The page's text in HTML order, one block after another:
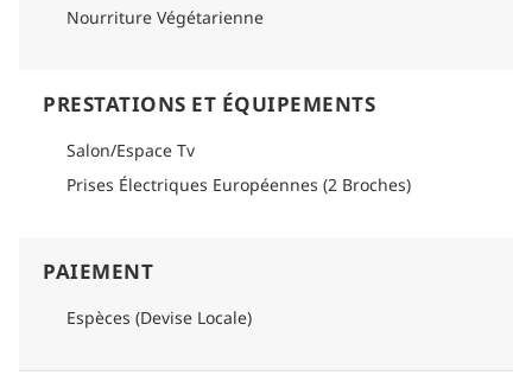
Nourriture Végétarienne
PRESTATIONS ET ÉQUIPEMENTS
Salon/Espace Tv
Prises Électriques Européennes (2 Broches)
PAIEMENT
Espèces (Devise Locale)